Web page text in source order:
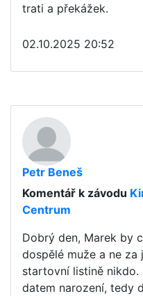
trati a překážek.
02.10.2025 20:52
Petr Beneš
Komentář k závodu
Centrum
Dobrý den, Marek by
dospělé muže a ne za
startovní listině nikdo.
datem narození, tedy